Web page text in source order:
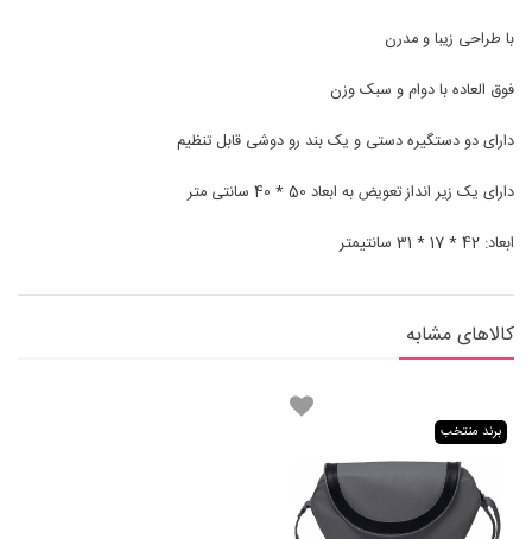
با طراحی زیبا و مدرن
فوق العاده با دوام و سبک وزن
دارای دو دستگیره دستی و یک بند رو دوشی قابل تنظیم
دارای یک زیر انداز تعویض به ابعاد 50 * 40 سانتی متر
ابعاد: 42 * 17 * 31 سانتیمتر
کالاهای مشابه
برند منتخب